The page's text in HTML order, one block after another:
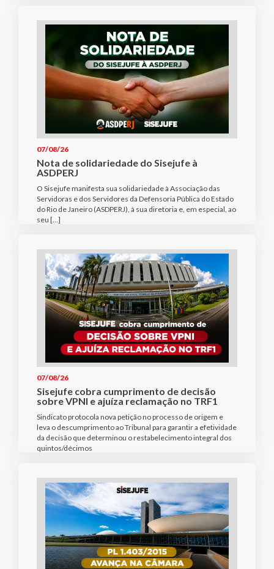
07/08/26
Nota de solidariedade do Sisejufe à
ASDPERJ
O Sisejufe manifesta sua solidariedade à Associação das
Servidoras e dos Servidores da Defensoria Pública do Estado
do Rio de Janeiro (ASDPERJ), à sua diretoria e, em especial, ao
seu […]
07/08/26
Sisejufe cobra cumprimento de decisão
sobre VPNI e ajuíza reclamação no TRF1
Sindicato protocola nova petição no processo de origem e
leva o descumprimento ao Tribunal para garantir a efetividade
da decisão que determinou o restabelecimento integral dos
quintos/décimos